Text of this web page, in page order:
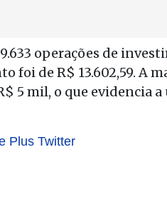
operações de
foi de R$ 13.602,59. A
5 mil, o que evidencia
Plus Twitter